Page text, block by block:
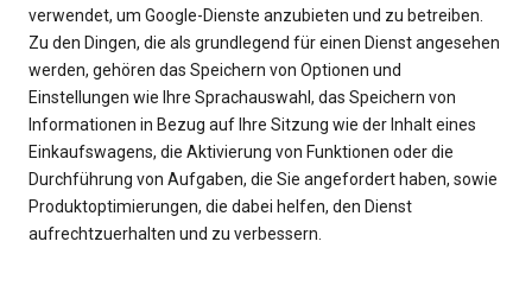
verwendet, um Google-Dienste anzubieten und zu betreiben.
Zu den Dingen, die als grundlegend für einen Dienst angesehen
werden, gehören das Speichern von Optionen und
Einstellungen wie Ihre Sprachauswahl, das Speichern von
Informationen in Bezug auf Ihre Sitzung wie der Inhalt eines
Einkaufswagens, die Aktivierung von Funktionen oder die
Durchführung von Aufgaben, die Sie angefordert haben, sowie
Produktoptimierungen, die dabei helfen, den Dienst
aufrechtzuerhalten und zu verbessern.